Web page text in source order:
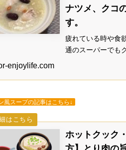
ナツメ、クコ
す。
疲れている時や食
通のスーパーでも
きます。ナツメ
enjoylife.com
風スープの記事はこちら↓
ホットクック